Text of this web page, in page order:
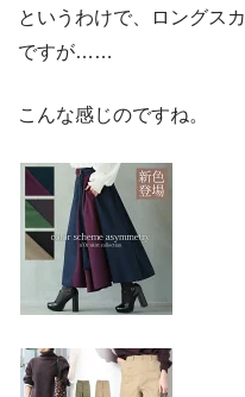
というわけで、ロングス
ですが……
こんな感じのですね。